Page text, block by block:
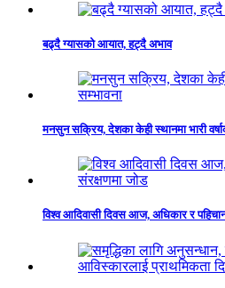
बढ्दै ग्यासको आयात, हट्दै अभाव
मनसुन सक्रिय, देशका केही स्थानमा भारी
विश्व आदिवासी दिवस आज, अधिकार र